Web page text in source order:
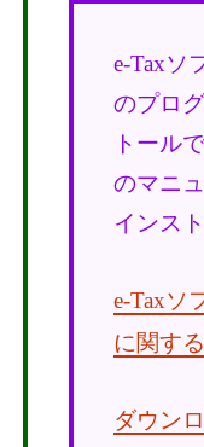
e-Taxソ
のプロ
トール
のマニ
インス
e-Taxソ
に関す
ダウン